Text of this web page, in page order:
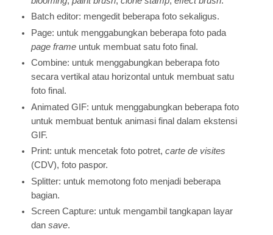
Batch editor: mengedit beberapa foto sekaligus.
Page: untuk menggabungkan beberapa foto pada
page frame untuk membuat satu foto final.
Combine: untuk menggabungkan beberapa foto
secara vertikal atau horizontal untuk membuat satu
foto final.
Animated GIF: untuk menggabungkan beberapa foto
untuk membuat bentuk animasi final dalam ekstensi
GIF.
Print: untuk mencetak foto potret, carte de visites
(CDV), foto paspor.
Splitter: untuk memotong foto menjadi beberapa
bagian.
Screen Capture: untuk mengambil tangkapan layar
dan save.